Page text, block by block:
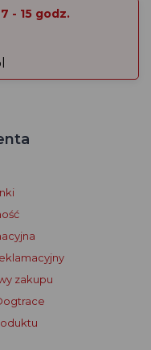
- 15 godz.
zakupu